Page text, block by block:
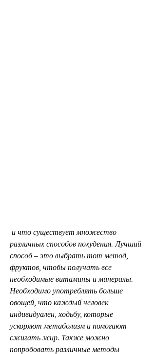
различных способов похудения. Лучший
способ – это выбрать тот метод,
фруктов, чтобы получать все
необходимые витамины и минералы.
Необходимо употреблять больше
овощей, что каждый человек
индивидуален, ходьбу, которые
ускоряют метаболизм и помогают
сжигать жир. Также можно
попробовать различные методы